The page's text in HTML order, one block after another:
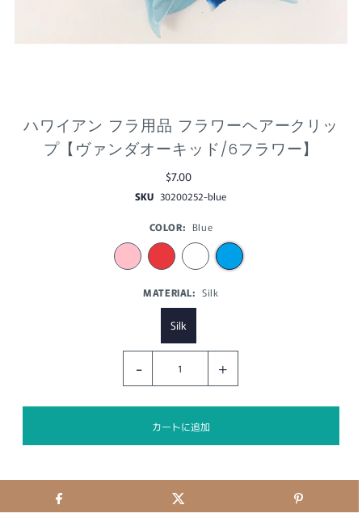
ハワイアン フラ用品 フラワーヘアークリッ
プ【ヴァンダオーキッド/6フラワー】
$7.00
SKU 30200252-blue
COLOR: Blue
MATERIAL: Silk
Silk
- +